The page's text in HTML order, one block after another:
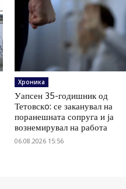
Хроника
Уапсен 35-годишник од
Тетовскo: се заканувал на
поранешната сопруга и ја
вознемирувал на работа
06.08.2026 15:56